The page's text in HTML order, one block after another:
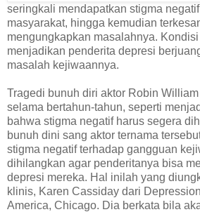
seringkali mendapatkan stigma
masyarakat, hingga kemudian
mengungkapkan masalahnya.
menjadikan penderita depresi
masalah kejiwaannya.
Tragedi bunuh diri aktor Robin
selama bertahun-tahun, seperti
bahwa stigma negatif harus segera
bunuh dini sang aktor ternama
stigma negatif terhadap gangguan
dihilangkan agar penderitanya bisa
depresi mereka. Hal inilah yang
klinis, Karen Cassiday dari
America, Chicago. Dia berkata bila